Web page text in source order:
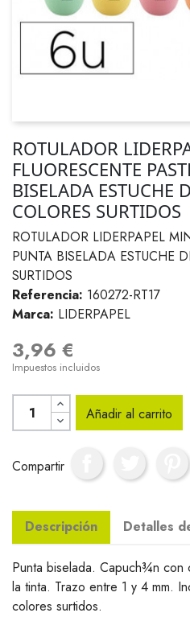
ROTULADOR
FLUORESCENTE
BISELADA ESTUCHE
COLORES SURTIDOS
ROTULADOR LIDERPAPEL
PUNTA BISELADA ESTUCHE
SURTIDOS
Referencia: 160272-RT17
Marca: LIDERPAPEL
3,96 €
Impuestos incluidos
Añadir al carrito
Compartir
Descripción Detalles
Punta biselada. Capuch¾n
la tinta. Trazo entre 1 y 4 mm.
colores surtidos.